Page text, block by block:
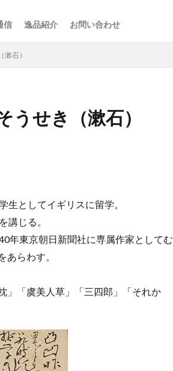
信 逸品紹介 お問い合わせ
石）
うせき（漱石）
としてイギリスに留学。
講じる。
年東京朝日新聞社に専属作家としてむ
らわす。
」「虞美人草」「三四郎」「それか
検索